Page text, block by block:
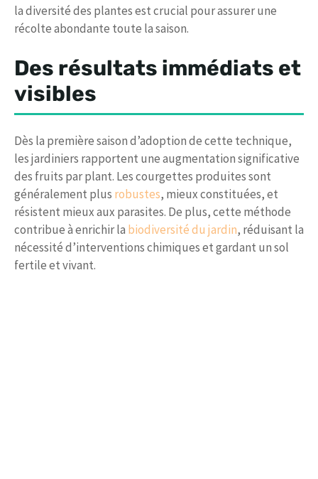
la diversité des plantes est crucial pour assurer une
récolte abondante toute la saison.
Des résultats immédiats et
visibles
Dès la première saison d’adoption de cette technique,
les jardiniers rapportent une augmentation significative
des fruits par plant. Les courgettes produites sont
généralement plus robustes, mieux constituées, et
résistent mieux aux parasites. De plus, cette méthode
contribue à enrichir la biodiversité du jardin, réduisant la
nécessité d’interventions chimiques et gardant un sol
fertile et vivant.